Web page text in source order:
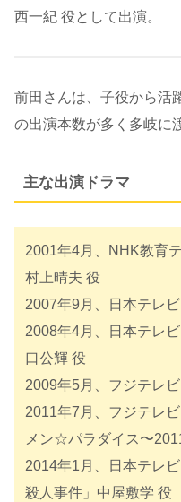
西一紀 役として出演。
前田さんは、子役から活
の出演本数が多く多岐に
主な出演ドラマ
2001年4月、NHK教育
村上晴夫 役
2007年9月、日本テレ
2008年4月、日本テレ
口公輝 役
2009年5月、フジテレ
2011年7月、フジテレ
メン☆パラダイス〜
2014年1月、日本テレ
殺人事件」中屋敷学 役